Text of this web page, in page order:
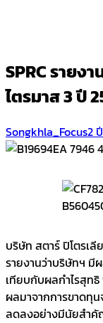
SPRC รายง
ไตรมาส 3 ปี
Songkhla_Focus2
บริษัท สตาร์ ปิโตรเลี
รายงานว่าบริษัทฯ มี
เทียบกับผลกำไรสุท
ผลมาจากการขาดทุ
ลดลงอย่างมีนัยสำ